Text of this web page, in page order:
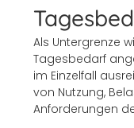
Als Untergrenze
Tagesbedarf
im Einzelfall
von Nutzung,
Anforderungen